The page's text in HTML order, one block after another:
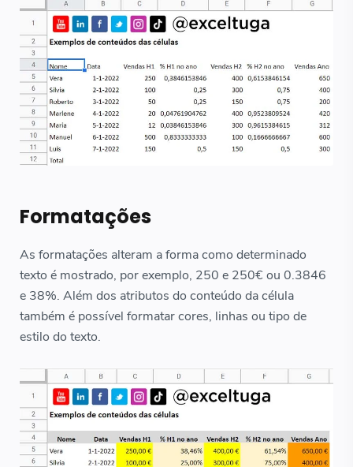
Formatações
As formatações alteram a forma como determinado
texto é mostrado, por exemplo, 250 e 250€ ou 0.3846
e 38%. Além dos atributos do conteúdo da célula
também é possível formatar cores, linhas ou tipo de
estilo do texto.